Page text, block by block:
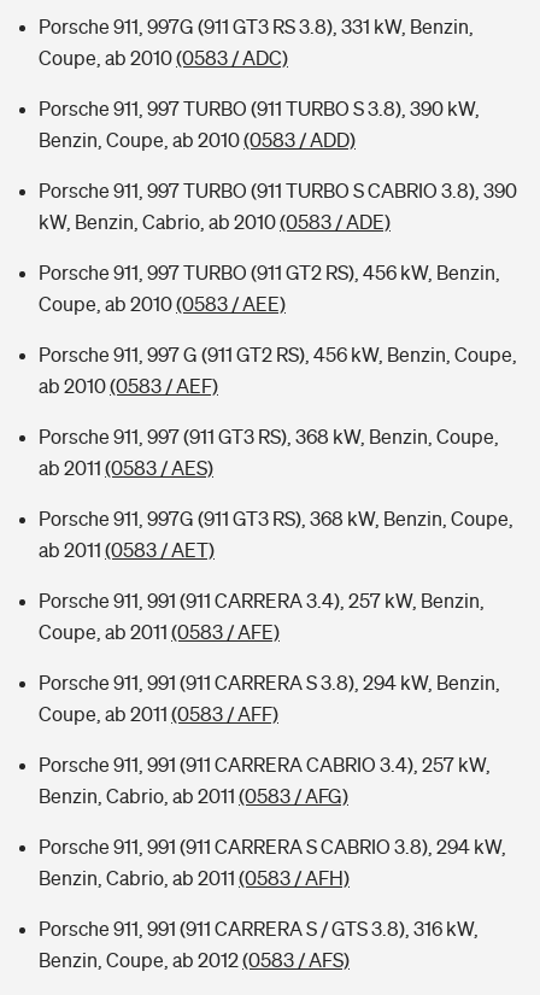
Porsche 911, 997G (911 GT3 RS 3.8), 331 kW, Benzin,
Coupe, ab 2010(0583 / ADC)
Porsche 911, 997 TURBO (911 TURBO S 3.8), 390 kW,
Benzin, Coupe, ab 2010(0583 / ADD)
Porsche 911, 997 TURBO (911 TURBO S CABRIO 3.8), 390
kW, Benzin, Cabrio, ab 2010(0583 / ADE)
Porsche 911, 997 TURBO (911 GT2 RS), 456 kW, Benzin,
Coupe, ab 2010(0583 / AEE)
Porsche 911, 997 G (911 GT2 RS), 456 kW, Benzin, Coupe,
ab 2010(0583 / AEF)
Porsche 911, 997 (911 GT3 RS), 368 kW, Benzin, Coupe,
ab 2011 (0583 / AES)
Porsche 911, 997G (911 GT3 RS), 368 kW, Benzin, Coupe,
ab 2011 (0583 / AET)
Porsche 911, 991 (911 CARRERA 3.4), 257 kW, Benzin,
Coupe, ab 2011 (0583 / AFE)
Porsche 911, 991 (911 CARRERA S 3.8), 294 kW, Benzin,
Coupe, ab 2011 (0583 / AFF)
Porsche 911, 991 (911 CARRERA CABRIO 3.4), 257 kW,
Benzin, Cabrio, ab 2011 (0583 / AFG)
Porsche 911, 991 (911 CARRERA S CABRIO 3.8), 294 kW,
Benzin, Cabrio, ab 2011 (0583 / AFH)
Porsche 911, 991 (911 CARRERA S / GTS 3.8), 316 kW,
Benzin, Coupe, ab 2012(0583 / AFS)